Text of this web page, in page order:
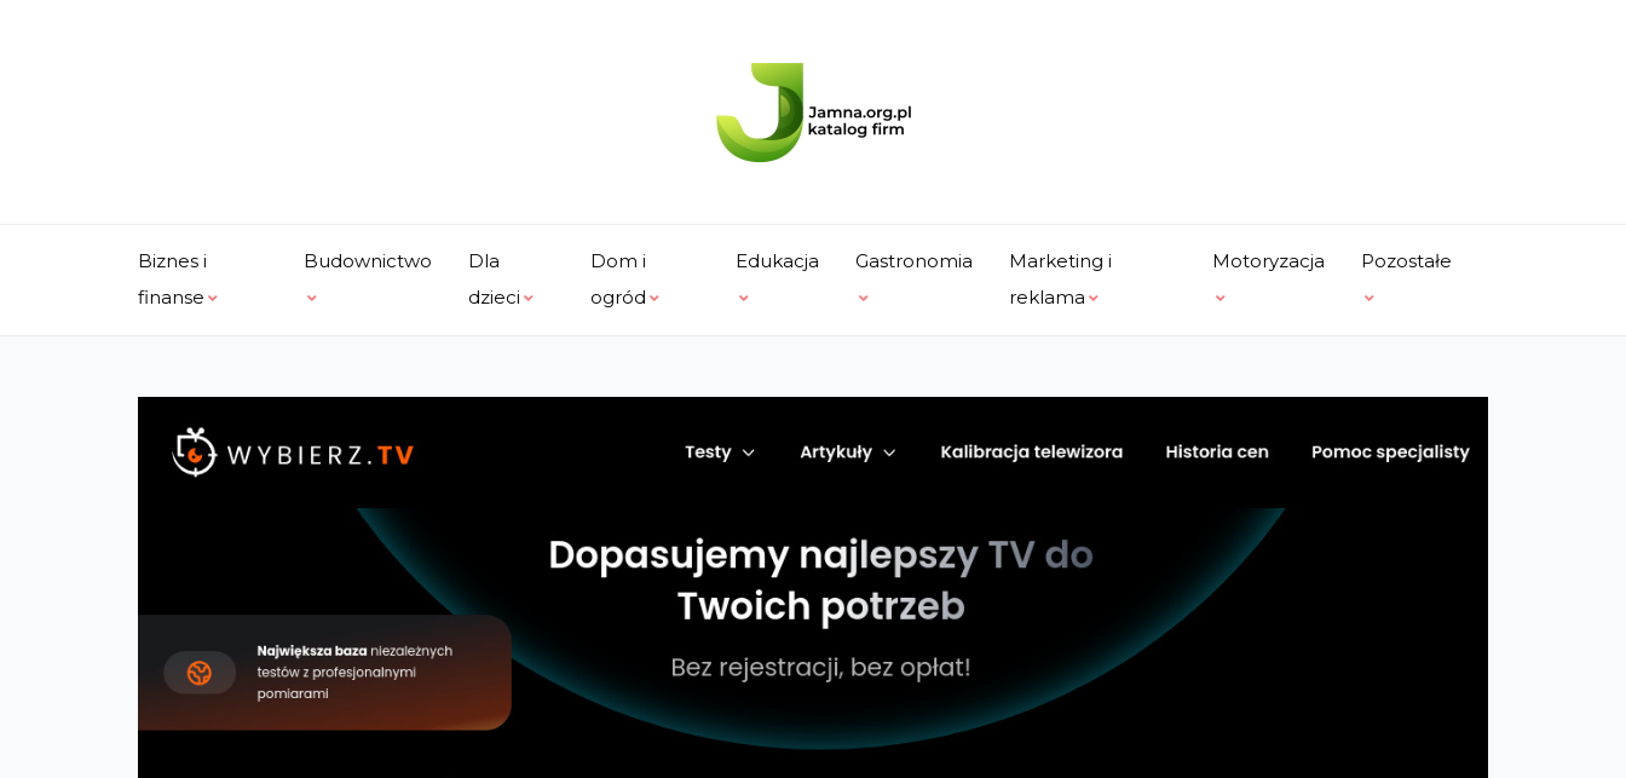
Biznes i
finanse
Budownictwo
Dla
dzieci
Dom i
ogród
Edukacja Gastronomia
Marketing i
reklama
Motoryzacja Pozostałe